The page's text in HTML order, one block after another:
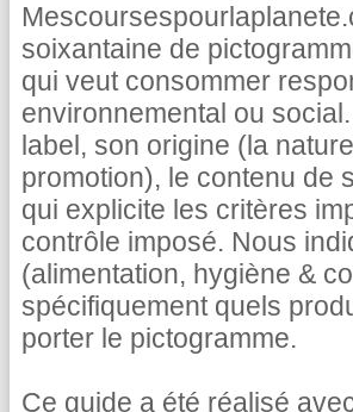
soixantaine de
qui veut consommer
environnemental ou
label, son origine (la
promotion), le contenu de
qui explicite les critères
contrôle imposé. Nous
(alimentation, hygiène &
spécifiquement quels
porter le pictogramme.
Ce guide a été réalisé